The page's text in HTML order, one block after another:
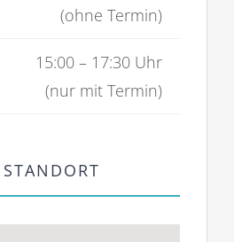
(ohne Termin)
15:00 – 17:30 Uhr
(nur mit Termin)
STANDORT